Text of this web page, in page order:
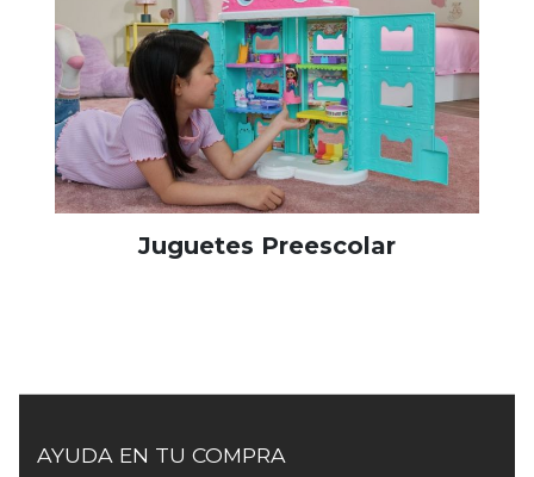
Juguetes Preescolar
AYUDA EN TU COMPRA